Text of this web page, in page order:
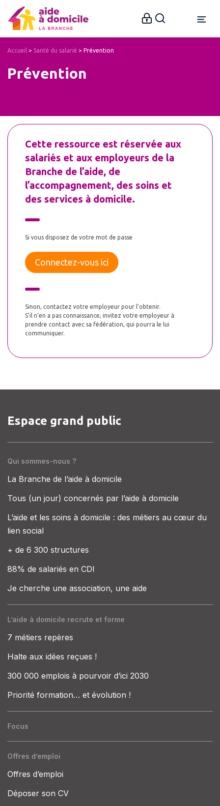
Accueil > Santé du salarié > Prévention
Prévention
Cette ressource est réservée aux
salariés et aux employeurs de la
Branche de l’aide, de
l’accompagnement, des soins et
des services à domicile.
Si vous disposez de votre mot de passe
Connectez-vous ici
Sinon, contactez votre employeur pour l’obtenir.
S’il n’en a pas connaissance, invitez votre employeur à
prendre contact avec sa fédération, qui pourra le lui
communiquer.
Espace grand public
Qui sommes-nous ?
La Branche de l’aide à domicile
Tous (un jour) concernés par l’aide à domicile
L’aide et les soins à domicile : des métiers au cœur du
lien social
+ de 6 300 structures
88% de salariés en CDI
Je cherche une association, une aide
L’aide à domicile recrute et forme
7 métiers repères
Halte aux idées reçues !
300 000 emplois à pourvoir d’ici 2030
Priorité formation… et évolution !
Focus
Offres d’emploi
Offres d’emploi
Déposer son CV